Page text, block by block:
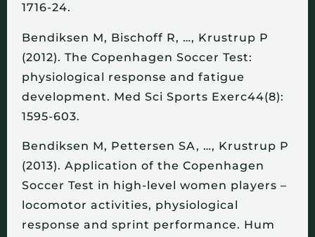
1716-24.
Bendiksen M, Bischoff R, …, Krustrup P
(2012).The Copenhagen Soccer Test:
physiological response and fatigue
development. Med Sci Sports Exerc44(8):
1595-603.
Bendiksen M, Pettersen SA, …, Krustrup P
(2013).Application of the Copenhagen
Soccer Test in high-level women players –
locomotor activities, physiological
response and sprint performance. Hum